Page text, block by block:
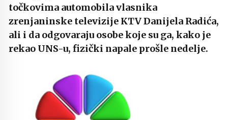
točkovima automobila vlasnika
zrenjaninske televizije KTV Danijela Radića,
ali i da odgovaraju osobe koje su ga, kako je
rekao UNS-u, fizički napale prošle nedelje.